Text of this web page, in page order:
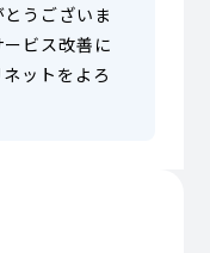
うございま
ビス改善に
ットをよろ